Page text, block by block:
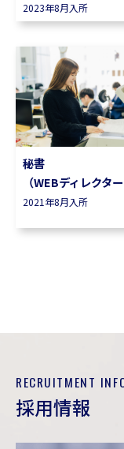
2023年8月入所
秘書
（WEBディレクタ
2021年8月入所
RECRUITMENT
採用情報